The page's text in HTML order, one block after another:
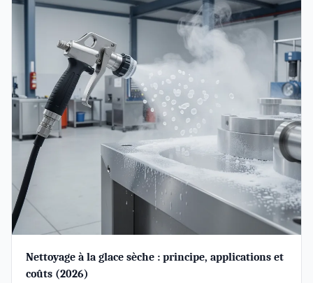
Nettoyage à la glace sèche : principe, applications et
coûts (2026)